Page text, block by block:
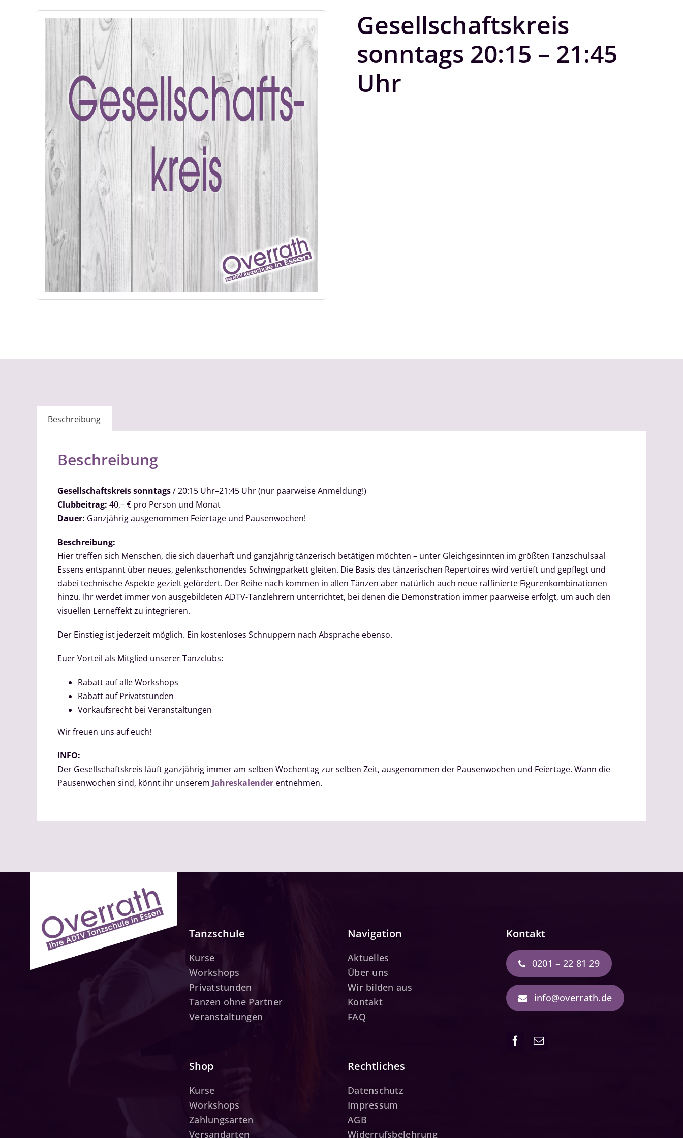
Gesellschaftskreis
sonntags 20:15 – 21:45
Uhr
Beschreibung
Beschreibung
Gesellschaftskreis sonntags/ 20:15 Uhr–21:45 Uhr (nur paarweise Anmeldung!)
Clubbeitrag: 40,– € pro Person und Monat
Dauer: Ganzjährig ausgenommen Feiertage und Pausenwochen!
Beschreibung:
Hier treffen sich Menschen, die sich dauerhaft und ganzjährig tänzerisch betätigen möchten – unter Gleichgesinnten im größten Tanzschulsaal
Essens entspannt über neues, gelenkschonendes Schwingparkett gleiten. Die Basis des tänzerischen Repertoires wird vertieft und gepflegt und
dabei technische Aspekte gezielt gefördert. Der Reihe nach kommen in allen Tänzen aber natürlich auch neue raffinierte Figurenkombinationen
hinzu. Ihr werdet immer von ausgebildeten ADTV-Tanzlehrern unterrichtet, bei denen die Demonstration immer paarweise erfolgt, um auch den
visuellen Lerneffekt zu integrieren.
Der Einstieg ist jederzeit möglich. Ein kostenloses Schnuppern nach Absprache ebenso.
Euer Vorteil als Mitglied unserer Tanzclubs:
Rabatt auf alle Workshops
Rabatt auf Privatstunden
Vorkaufsrecht bei Veranstaltungen
Wir freuen uns auf euch!
INFO:
Der Gesellschaftskreis läuft ganzjährig immer am selben Wochentag zur selben Zeit, ausgenommen der Pausenwochen und Feiertage. Wann die
Pausenwochen sind, könnt ihr unserem Jahreskalenderentnehmen.
Tanzschule
Kurse
Workshops
Privatstunden
Tanzen ohne Partner
Veranstaltungen
Navigation
Aktuelles
Über uns
Wir bilden aus
Kontakt
FAQ
Kontakt
0201 – 22 81 29
info@overrath.de
Shop
Kurse
Workshops
Zahlungsarten
Versandarten
Rechtliches
Datenschutz
Impressum
AGB
Widerrufsbelehrung